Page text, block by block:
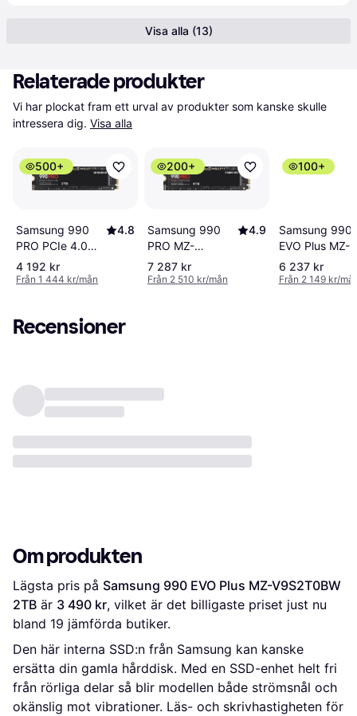
Visa alla (13)
Relaterade produkter
Vi har plockat fram ett urval av produkter som kanske skulle
intressera dig. Visa alla
500+
Samsung 990
PRO PCIe 4.0
NVMe M.2 SSD
2TB
4.8
4 192 kr
Från 1 444 kr/mån
200+
Samsung 990
PRO MZ-
V9P4T0BW 4TB
4.9
7 287 kr
Från 2 510 kr/mån
100+
Samsung 990
EVO Plus MZ-
V9S4T0BW
6 237 kr
Från 2 149 kr/
Recensioner
Om produkten
Lägsta pris på Samsung 990 EVO Plus MZ-V9S2T0BW
2TB är 3 490 kr, vilket är det billigaste priset just nu
bland 19 jämförda butiker.
Den här interna SSD:n från Samsung kan kanske
ersätta din gamla hårddisk. Med en SSD-enhet helt fri
från rörliga delar så blir modellen både strömsnål och
okänslig mot vibrationer. Läs- och skrivhastigheten för